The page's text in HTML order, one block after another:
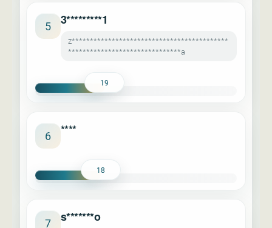
5 3*********1
z*******************************************
*******************************a
19
6 ****
18
7 s*******o